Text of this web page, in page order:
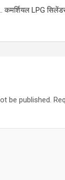
कमर्शियल LPG
be published.